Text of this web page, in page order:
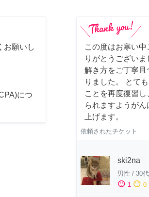
お願いし
につ
この度はお寒い
りがとうござい
解き方をご丁寧
りました。 とて
ことを再度復習
られますようが
上げます。
依頼されたチケット
ski2na
男性 / 30代
sentiment_satisfied 1 sentiment_neutral 0